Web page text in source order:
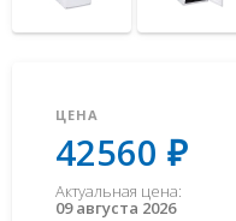
ЦЕНА
42560 ₽
Актуальная цена:
09 августа 2026